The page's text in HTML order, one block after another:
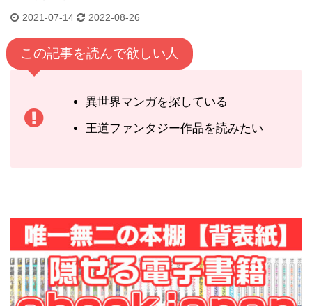
2021-07-14 2022-08-26
この記事を読んで欲しい人
異世界マンガを探している
王道ファンタジー作品を読みたい